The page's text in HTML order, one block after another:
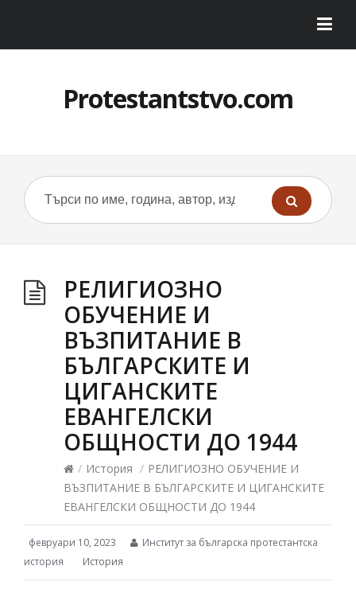
Protestantstvo.com
РЕЛИГИОЗНО
ОБУЧЕНИЕ И
ВЪЗПИТАНИЕ В
БЪЛГАРСКИТЕ И
ЦИГАНСКИТЕ
ЕВАНГЕЛСКИ
ОБЩНОСТИ ДО 1944
/ История / РЕЛИГИОЗНО ОБУЧЕНИЕ И
ВЪЗПИТАНИЕ В БЪЛГАРСКИТЕ И ЦИГАНСКИТЕ
ЕВАНГЕЛСКИ ОБЩНОСТИ ДО 1944
февруари 10, 2023
Институт за българска протестантска
история
История